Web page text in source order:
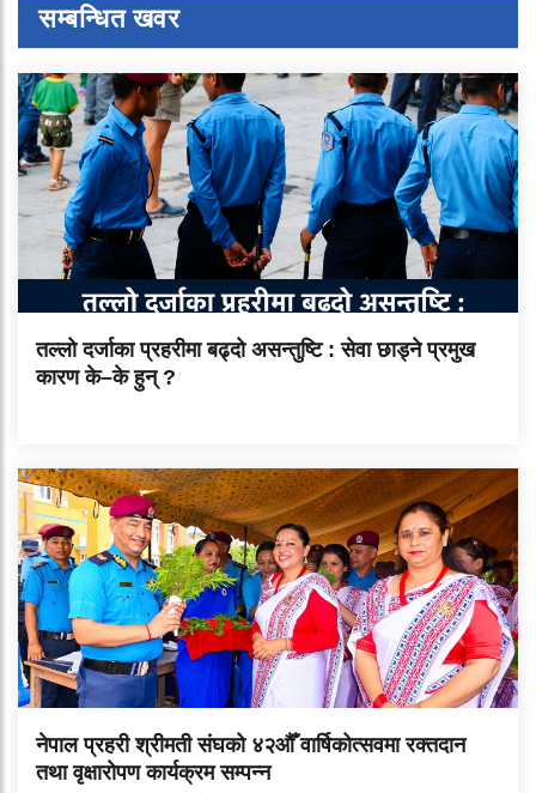
सम्बन्धित खवर
तल्लो दर्जाका प्रहरीमा बढ्दो असन्तुष्टि : सेवा छाड्ने प्रमुख
कारण के–के हुन् ?
नेपाल प्रहरी श्रीमती संघको ४२औँ वार्षिकोत्सवमा रक्तदान
तथा वृक्षारोपण कार्यक्रम सम्पन्न